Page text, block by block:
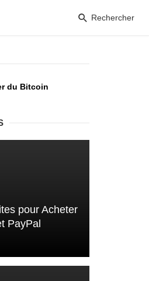
Rechercher
du Bitcoin
pour Acheter
PayPal